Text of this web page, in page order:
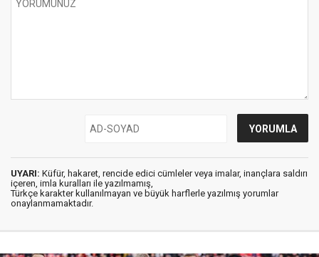
UYARI: Küfür, hakaret, rencide edici cümleler veya imalar, inançlara saldırı
içeren, imla kuralları ile yazılmamış,
Türkçe karakter kullanılmayan ve büyük harflerle yazılmış yorumlar
onaylanmamaktadır.